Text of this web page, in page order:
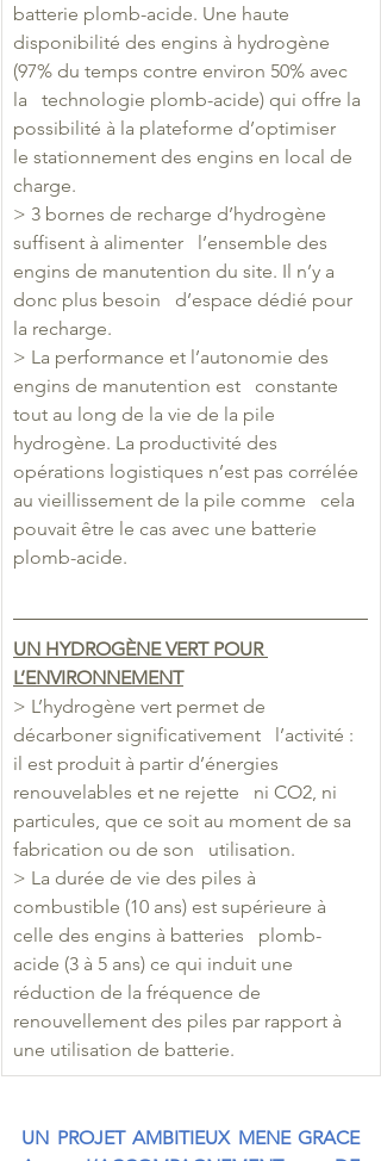
batterie plomb-acide. Une haute
disponibilité des engins à hydrogène
(97% du temps contre environ 50% avec
la   technologie plomb-acide) qui offre la
possibilité à la plateforme d’optimiser
le stationnement des engins en local de
charge.
> 3 bornes de recharge d’hydrogène
suffisent à alimenter   l’ensemble des
engins de manutention du site. Il n’y a
donc plus besoin   d’espace dédié pour
la recharge.
> La performance et l’autonomie des
engins de manutention est   constante
tout au long de la vie de la pile
hydrogène. La productivité des
opérations logistiques n’est pas corrélée
au vieillissement de la pile comme   cela
pouvait être le cas avec une batterie
plomb-acide.
UN HYDROGÈNE VERT POUR
L’ENVIRONNEMENT
> L’hydrogène vert permet de
décarboner significativement   l’activité :
il est produit à partir d’énergies
renouvelables et ne rejette   ni CO2, ni
particules, que ce soit au moment de sa
fabrication ou de son   utilisation.
> La durée de vie des piles à
combustible (10 ans) est supérieure à
celle des engins à batteries   plomb-
acide (3 à 5 ans) ce qui induit une
réduction de la fréquence de
renouvellement des piles par rapport à
une utilisation de batterie.
UN PROJET AMBITIEUX MENE GRACE